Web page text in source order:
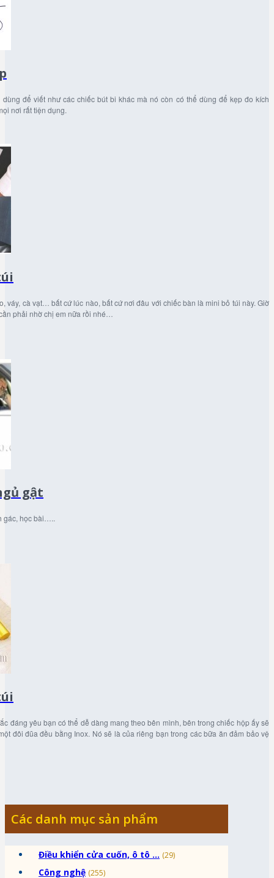
để viết như các chiếc bút bi khác mà nó còn có thể dùng để kẹp đo kích
nơi rất tiện dụng.
váy, cà vạt… bất cứ lúc nào, bất cứ nơi đâu với chiếc bàn là mini bỏ túi này. Giờ
phải nhờ chị em nữa rồi nhé…
gật
gác, học bài…..
đáng yêu bạn có thể dễ dàng mang theo bên mình, bên trong chiếc hộp ấy sẽ
đôi đũa đều bằng Inox. Nó sẽ là của riêng bạn trong các bữa ăn đảm bảo vệ
Các danh mục sản phẩm
Điều khiển cửa cuốn, ô tô ... (29)
Công nghệ (255)